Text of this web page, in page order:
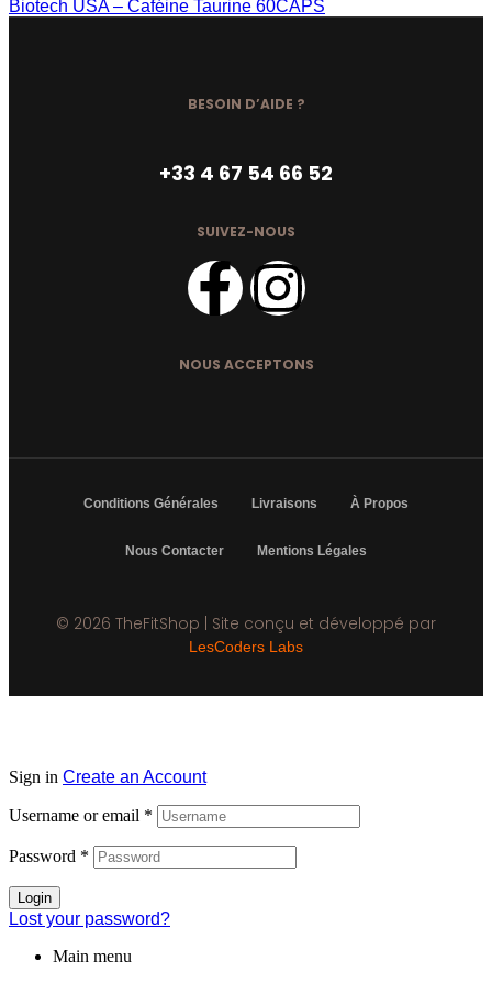
Biotech USA – Caféine Taurine 60CAPS
BESOIN D’AIDE ?
+33 4 67 54 66 52
SUIVEZ-NOUS
NOUS ACCEPTONS
Conditions Générales Livraisons À Propos
Nous Contacter Mentions Légales
© 2026 TheFitShop | Site conçu et développé par
LesCoders Labs
Sign in Create an Account
Username or email *
Password *
Login
Lost your password?
Main menu